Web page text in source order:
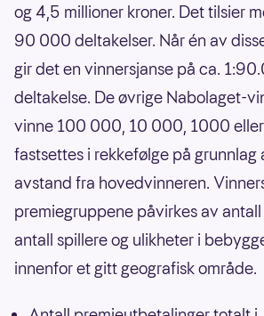
og 4,5 millioner kroner. Det tilsier
90 000 deltakelser. Når én av
gir det en vinnersjanse på ca.
deltakelse. De øvrige Nabolaget-
vinne 100 000, 10 000, 1000
fastsettes i rekkefølge på grunnlag
avstand fra hovedvinneren.
premiegruppene påvirkes av
antall spillere og ulikheter i
innenfor et gitt geografisk område.